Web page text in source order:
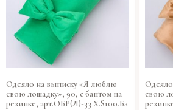
Одеяло на выписку «Я люблю
свою лошадку», 90, с бантом на
резинке, арт.ОБР(Л)-33 Х.S100.Бз
свою